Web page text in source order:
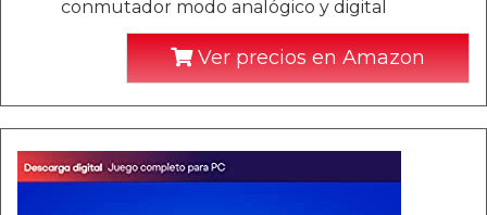
conmutador modo analógico y digital
Ver precios en Amazon